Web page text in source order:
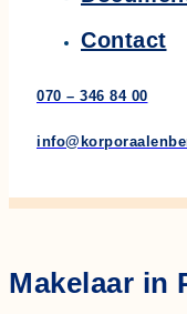
Contact
070 – 346 84 00
Makelaar in